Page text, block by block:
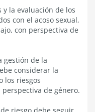
la evaluación de los
con el acoso sexual,
con perspectiva de
gestión de la
considerar la
los riesgos
perspectiva de género.